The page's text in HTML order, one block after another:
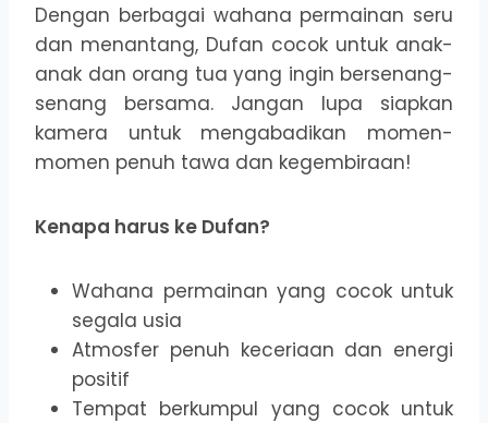
Dengan berbagai wahana permainan seru
dan menantang, Dufan cocok untuk anak-
anak dan orang tua yang ingin bersenang-
senang bersama. Jangan lupa siapkan
kamera untuk mengabadikan momen-
momen penuh tawa dan kegembiraan!
Kenapa harus ke Dufan?
Wahana permainan yang cocok untuk
segala usia
Atmosfer penuh keceriaan dan energi
positif
Tempat berkumpul yang cocok untuk